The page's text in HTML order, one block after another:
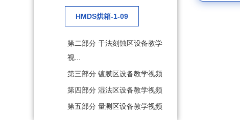
HMDS烘箱-1-09
第二部分 干法刻蚀区设备教学
视...
第三部分 镀膜区设备教学视频
第四部分 湿法区设备教学视频
第五部分 量测区设备教学视频